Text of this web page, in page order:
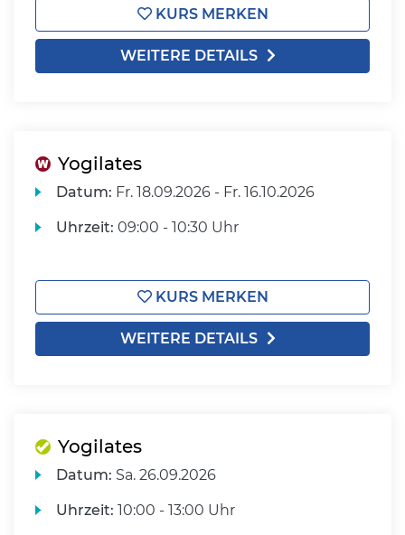
KURS MERKEN
WEITERE DETAILS
Yogilates
Datum: Fr. 18.09.2026 - Fr. 16.10.2026
Uhrzeit: 09:00 - 10:30 Uhr
KURS MERKEN
WEITERE DETAILS
Yogilates
Datum: Sa. 26.09.2026
Uhrzeit: 10:00 - 13:00 Uhr